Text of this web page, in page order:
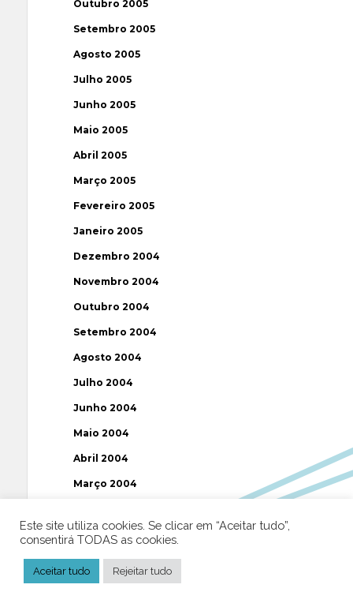
Outubro 2005
Setembro 2005
Agosto 2005
Julho 2005
Junho 2005
Maio 2005
Abril 2005
Março 2005
Fevereiro 2005
Janeiro 2005
Dezembro 2004
Novembro 2004
Outubro 2004
Setembro 2004
Agosto 2004
Julho 2004
Junho 2004
Maio 2004
Abril 2004
Março 2004
Janeiro 2004
Dezembro 2003
Novembro 2003
Este site utiliza cookies. Se clicar em “Aceitar tudo”,
consentirá TODAS as cookies.
Aceitar tudo Rejeitar tudo